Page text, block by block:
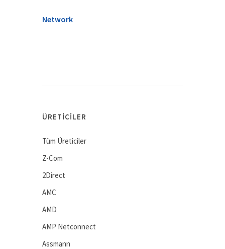
Network
ÜRETICILER
Tüm Üreticiler
Z-Com
2Direct
AMC
AMD
AMP Netconnect
Assmann